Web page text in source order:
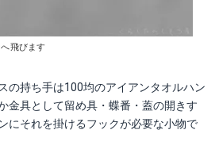
飛びます
の持ち手は100均のアイアンタオルハン
金具として留め具・蝶番・蓋の開きす
にそれを掛けるフックが必要な小物で